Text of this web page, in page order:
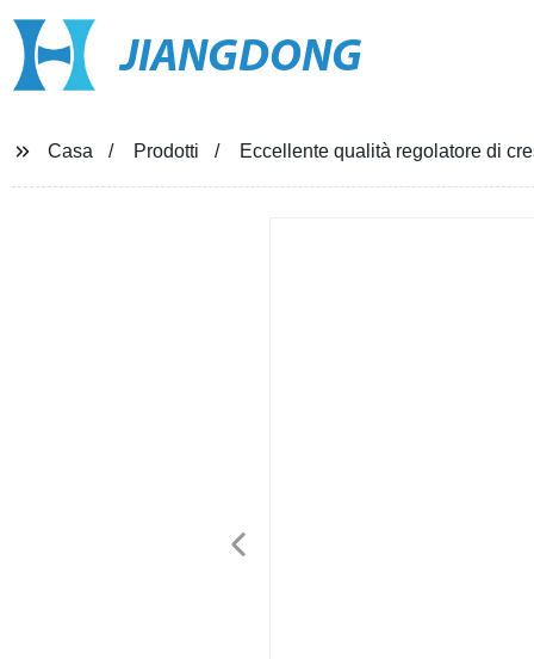
JIANGDONG
Casa Prodotti Eccellente qualità regolatore di